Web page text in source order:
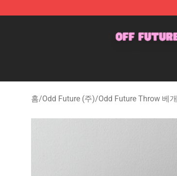
홈/Odd Future (주)/Odd Future Throw 베개